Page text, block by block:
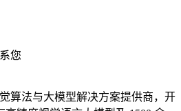
您
算法与大模型解决方案提供商，开